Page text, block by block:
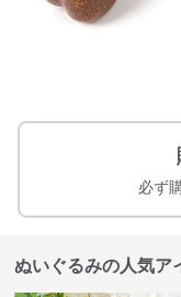
必ず
ぬいぐるみの人気ア